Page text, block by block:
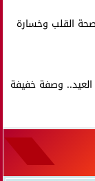
القلب وخسارة
وصفة خفيفة